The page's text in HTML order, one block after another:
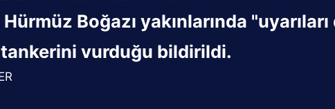
Boğazı yakınlarında
vurduğu bildirildi.